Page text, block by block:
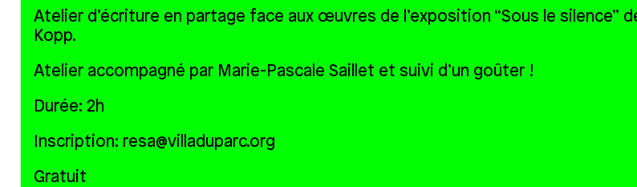
Atelier d’écriture en partage face aux œuvres de l’exposition “Sous le silence”
Kopp.
Atelier accompagné par Marie-Pascale Saillet et suivi d’un goûter !
Durée: 2h
Inscription: resa@villaduparc.org
Gratuit